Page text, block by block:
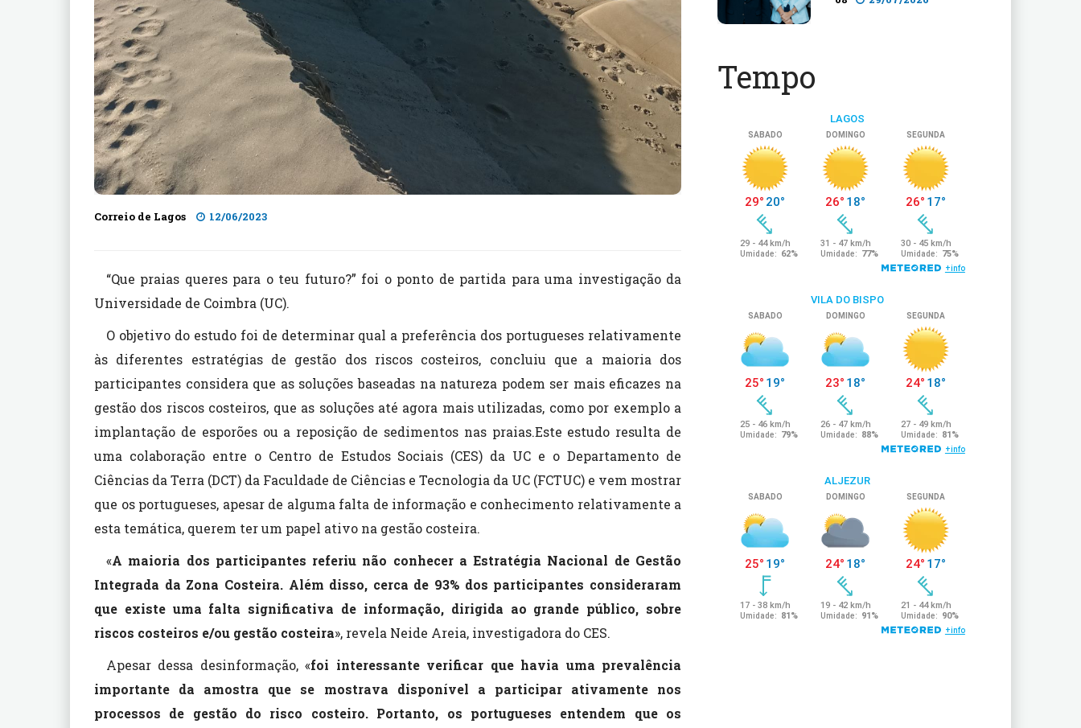
Correio de Lagos 12/06/2023
“Que praias queres para o teu futuro?” foi o ponto de partida para uma investigação da
Universidade de Coimbra (UC).
O objetivo do estudo foi de determinar qual a preferência dos portugueses relativamente
às diferentes estratégias de gestão dos riscos costeiros, concluiu que a maioria dos
participantes considera que as soluções baseadas na natureza podem ser mais eficazes na
gestão dos riscos costeiros, que as soluções até agora mais utilizadas, como por exemplo a
implantação de esporões ou a reposição de sedimentos nas praias.Este estudo resulta de
uma colaboração entre o Centro de Estudos Sociais (CES) da UC e o Departamento de
Ciências da Terra (DCT) da Faculdade de Ciências e Tecnologia da UC (FCTUC) e vem mostrar
que os portugueses, apesar de alguma falta de informação e conhecimento relativamente a
esta temática, querem ter um papel ativo na gestão costeira.
«A maioria dos participantes referiu não conhecer a Estratégia Nacional de Gestão
Integrada da Zona Costeira. Além disso, cerca de 93% dos participantes consideraram
que existe uma falta significativa de informação, dirigida ao grande público, sobre
riscos costeiros e/ou gestão costeira», revela Neide Areia, investigadora do CES.
Apesar dessa desinformação, «foi interessante verificar que havia uma prevalência
importante da amostra que se mostrava disponível a participar ativamente nos
processos de gestão do risco costeiro. Portanto, os portugueses entendem que os
Tempo